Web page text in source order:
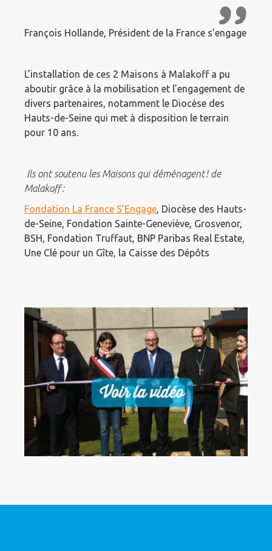
François Hollande, Président de la France s’engage
L’installation de ces 2 Maisons à Malakoff a pu
aboutir grâce à la mobilisation et l’engagement de
divers partenaires, notamment le Diocèse des
Hauts-de-Seine qui met à disposition le terrain
pour 10 ans.
Ils ont soutenu les Maisons qui déménagent ! de
Malakoff:
Fondation La France S’Engage, Diocèse des Hauts-
de-Seine, Fondation Sainte-Geneviève, Grosvenor,
BSH, Fondation Truffaut, BNP Paribas Real Estate,
Une Clé pour un Gîte, la Caisse des Dépôts